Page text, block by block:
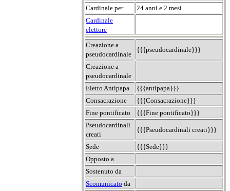
Cardinale per
24 anni e 2 mesi
Cardinale
elettore
Creazione a
pseudocardinale
{{{pseudocardinale}}}
Creazione a
pseudocardinale
Eletto Antipapa
{{{antipapa}}}
Consacrazione
{{{Consacrazione}}}
Fine pontificato
{{{Fine pontificato}}}
Pseudocardinali
creati
{{{Pseudocardinali creati}}}
Sede
{{{Sede}}}
Opposto a
Sostenuto da
Scomunicato da